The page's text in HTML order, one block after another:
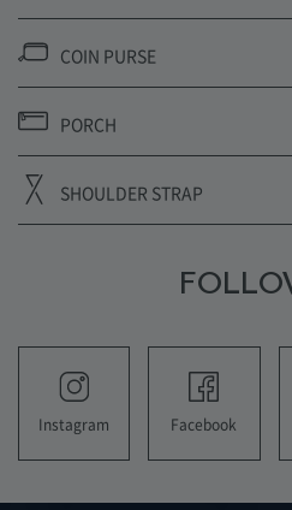
COIN PURSE
PORCH
SHOULDER STRAP
Instagram Facebook